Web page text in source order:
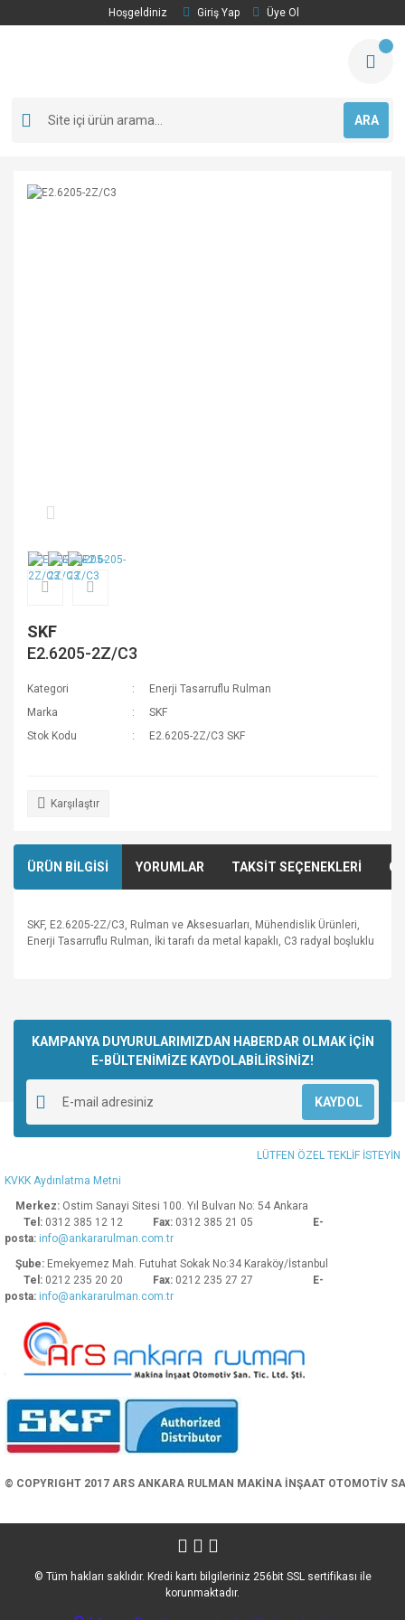
Hoşgeldiniz Giriş Yap Üye Ol
ARA
SKF
E2.6205-2Z/C3
Kategori
Enerji Tasarruflu Rulman
Marka
SKF
Stok Kodu
E2.6205-2Z/C3 SKF
Karşılaştır
ÜRÜN BİLGİSİ YORUMLAR TAKSİT SEÇENEKLERİ
SKF, E2.6205-2Z/C3, Rulman ve Aksesuarları, Mühendislik Ürünleri,
Enerji Tasarruflu Rulman, İki tarafı da metal kapaklı, C3 radyal boşluklu
Yorum Yaz
kullanarak tarafımıza iletebilirsiniz.
Görüş ve önerileriniz için teşekkür ederiz.
Ürün resmi kalitesiz, bozuk veya görüntülenemiyor.
Ürün açıklamasında eksik bilgiler bulunuyor.
Ürün bilgilerinde hatalar bulunuyor.
Ürün fiyatı diğer sitelerden daha pahalı.
Bu ürüne benzer farklı alternatifler olmalı.
KAMPANYA DUYURULARIMIZDAN HABERDAR OLMAK İÇİN
E-BÜLTENİMİZE KAYDOLABİLİRSİNİZ!
KAYDOL
LÜTFEN ÖZEL TEKLİF İSTEYİN
KVKK Aydınlatma Metni
Merkez: Ostim Sanayi Sitesi 100. Yıl Bulvarı No: 54 Ankara
Tel: 0312 385 12 12 Fax: 0312 385 21 05
E-
posta: info@ankararulman.com.tr
Şube: Emekyemez Mah. Futuhat Sokak No:34 Karaköy/İstanbul
Tel: 0212 235 20 20 Fax: 0212 235 27 27
E-
posta: info@ankararulman.com.tr
© COPYRIGHT 2017 ARS ANKARA RULMAN MAKİNA İNŞAAT OTOMOTİV
© Tüm hakları saklıdır. Kredi kartı bilgileriniz 256bit SSL sertifikası ile
korunmaktadır.